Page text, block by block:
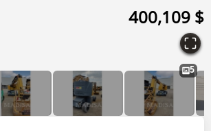
400,109 $
5